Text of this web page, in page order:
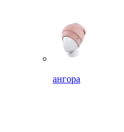
ангора